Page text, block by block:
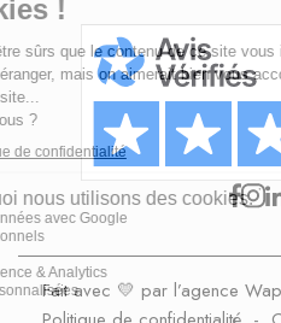
Fait avec 💛 par l’agence